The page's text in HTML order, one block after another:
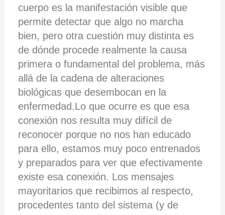
cuerpo es la manifestación visible que
permite detectar que algo no marcha
bien, pero otra cuestión muy distinta es
de dónde procede realmente la causa
primera o fundamental del problema, más
allá de la cadena de alteraciones
biológicas que desembocan en la
enfermedad.Lo que ocurre es que esa
conexión nos resulta muy difícil de
reconocer porque no nos han educado
para ello, estamos muy poco entrenados
y preparados para ver que efectivamente
existe esa conexión. Los mensajes
mayoritarios que recibimos al respecto,
procedentes tanto del sistema (y de